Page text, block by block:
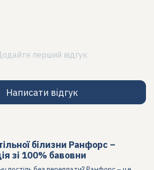
перший відгук
Написати відгук
білизни Ранфорс –
зі 100% бавовни